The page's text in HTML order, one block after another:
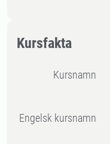
Kursfakta
Kursnamn
Engelsk kursnamn